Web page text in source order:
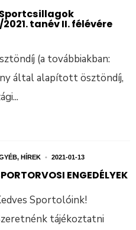
tanév II. félévére
(a továbbiakban:
által alapított ösztöndíj,
...
,HÍREK • 2021-01-13
ENGEDÉLYEK
Sportolóink!
tájékoztatni